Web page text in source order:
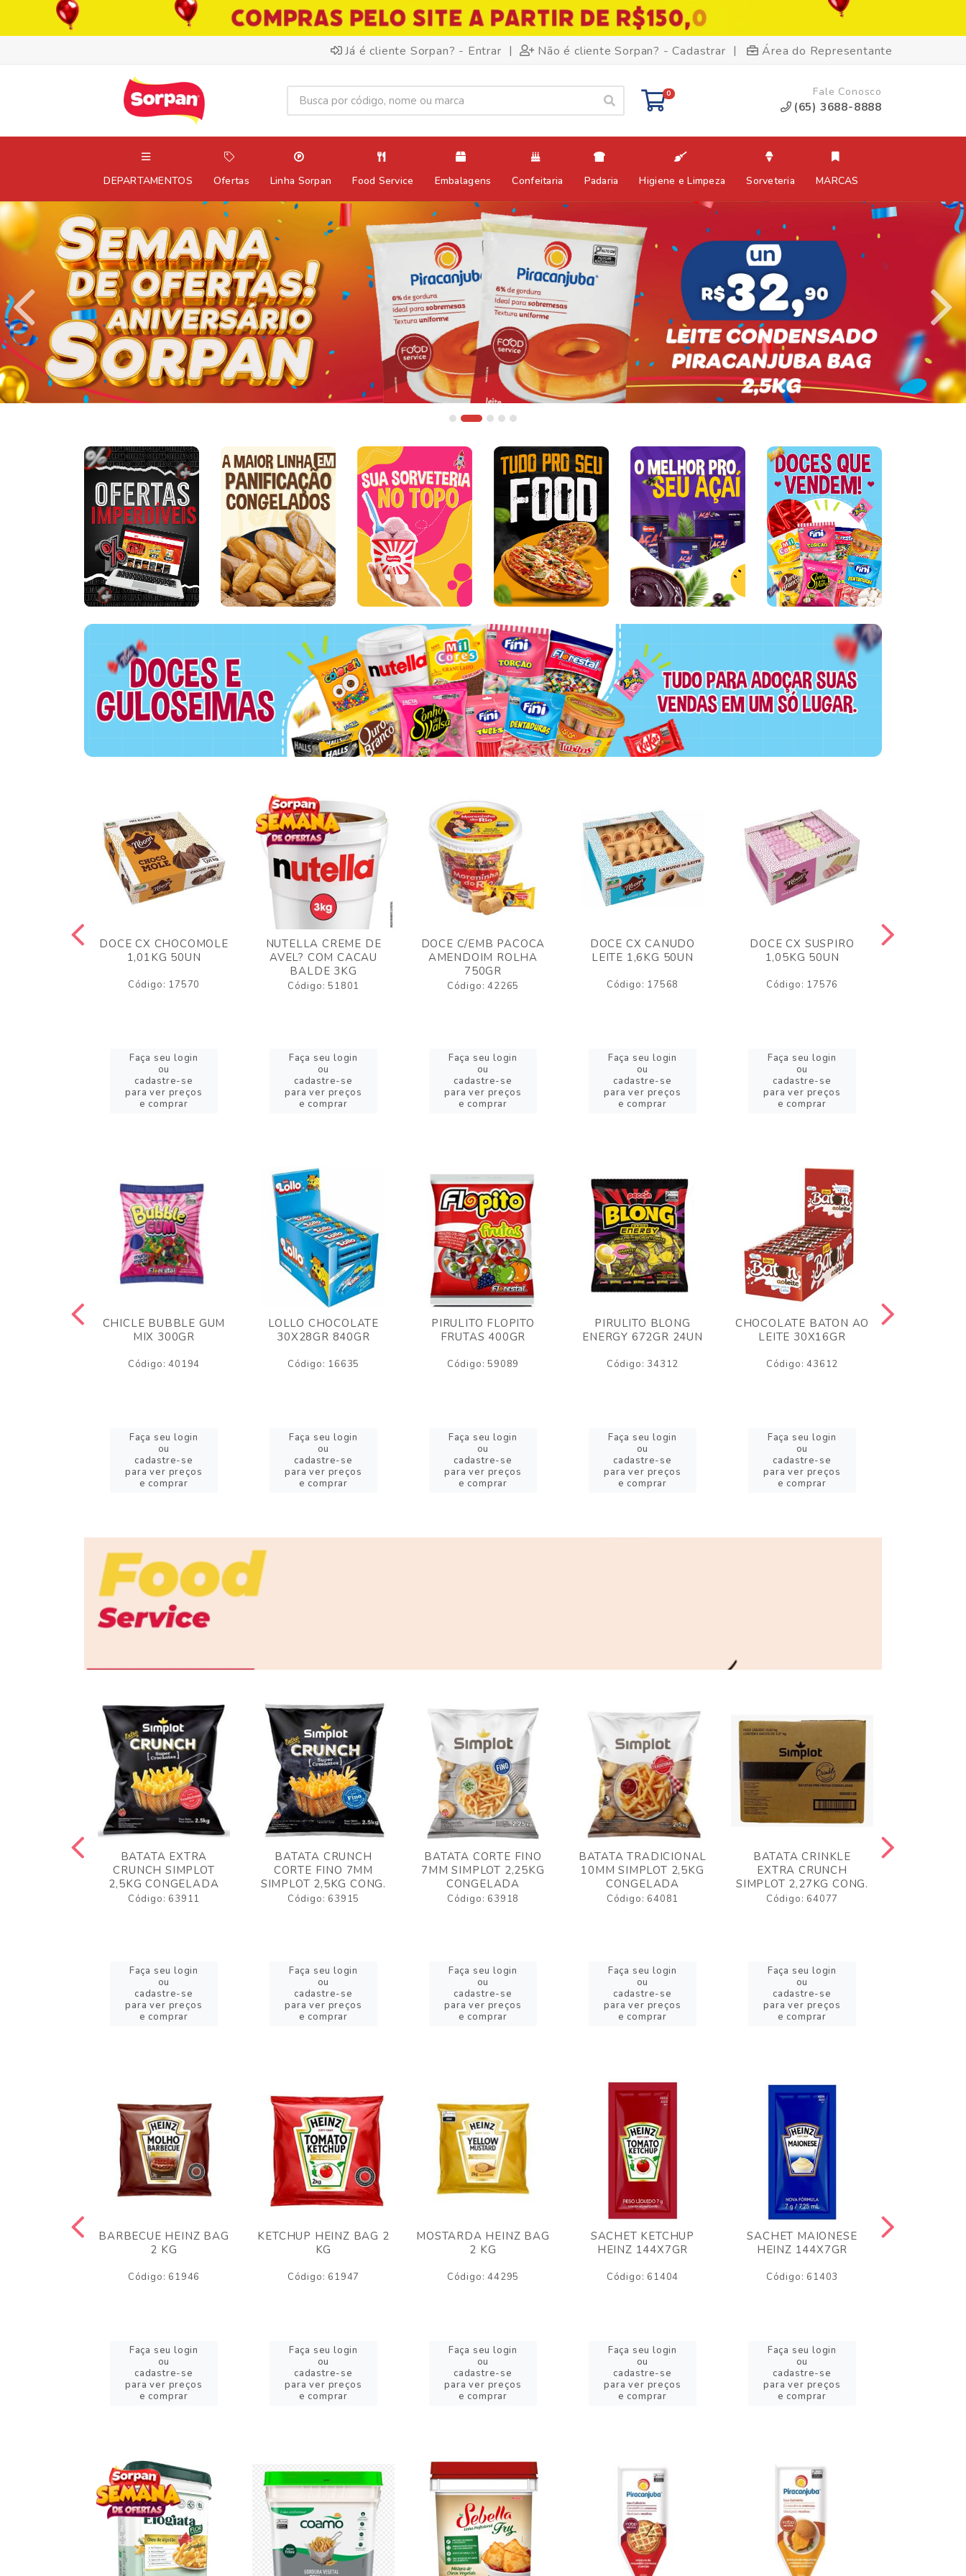
Já é cliente Sorpan? - Entrar | Não é cliente Sorpan? - Cadastrar | Área do Representante
0 Fale Conosco
(65) 3688-8888
DEPARTAMENTOS Ofertas Linha Sorpan Food Service Embalagens Confeitaria Padaria Higiene e Limpeza Sorveteria MARCAS
DOCE CX CHOCOMOLE
1,01KG 50UN
Código: 17570
Faça seu login
ou
cadastre-se
para ver preços
e comprar
NUTELLA CREME DE
AVEL? COM CACAU
BALDE 3KG
Código: 51801
Faça seu login
ou
cadastre-se
para ver preços
e comprar
DOCE C/EMB PACOCA
AMENDOIM ROLHA
750GR
Código: 42265
Faça seu login
ou
cadastre-se
para ver preços
e comprar
DOCE CX CANUDO
LEITE 1,6KG 50UN
Código: 17568
Faça seu login
ou
cadastre-se
para ver preços
e comprar
DOCE CX SUSPIRO
1,05KG 50UN
Código: 17576
Faça seu login
ou
cadastre-se
para ver preços
e comprar
CHICLE BUBBLE GUM
MIX 300GR
Código: 40194
Faça seu login
ou
cadastre-se
para ver preços
e comprar
LOLLO CHOCOLATE
30X28GR 840GR
Código: 16635
Faça seu login
ou
cadastre-se
para ver preços
e comprar
PIRULITO FLOPITO
FRUTAS 400GR
Código: 59089
Faça seu login
ou
cadastre-se
para ver preços
e comprar
PIRULITO BLONG
ENERGY 672GR 24UN
Código: 34312
Faça seu login
ou
cadastre-se
para ver preços
e comprar
CHOCOLATE BATON AO
LEITE 30X16GR
Código: 43612
Faça seu login
ou
cadastre-se
para ver preços
e comprar
BATATA EXTRA
CRUNCH SIMPLOT
2,5KG CONGELADA
Código: 63911
Faça seu login
ou
cadastre-se
para ver preços
e comprar
BATATA CRUNCH
CORTE FINO 7MM
SIMPLOT 2,5KG CONG.
Código: 63915
Faça seu login
ou
cadastre-se
para ver preços
e comprar
BATATA CORTE FINO
7MM SIMPLOT 2,25KG
CONGELADA
Código: 63918
Faça seu login
ou
cadastre-se
para ver preços
e comprar
BATATA TRADICIONAL
10MM SIMPLOT 2,5KG
CONGELADA
Código: 64081
Faça seu login
ou
cadastre-se
para ver preços
e comprar
BATATA CRINKLE
EXTRA CRUNCH
SIMPLOT 2,27KG CONG.
Código: 64077
Faça seu login
ou
cadastre-se
para ver preços
e comprar
BARBECUE HEINZ BAG
2 KG
Código: 61946
Faça seu login
ou
cadastre-se
para ver preços
e comprar
KETCHUP HEINZ BAG 2
KG
Código: 61947
Faça seu login
ou
cadastre-se
para ver preços
e comprar
MOSTARDA HEINZ BAG
2 KG
Código: 44295
Faça seu login
ou
cadastre-se
para ver preços
e comprar
SACHET KETCHUP
HEINZ 144X7GR
Código: 61404
Faça seu login
ou
cadastre-se
para ver preços
e comprar
SACHET MAIONESE
HEINZ 144X7GR
Código: 61403
Faça seu login
ou
cadastre-se
para ver preços
e comprar